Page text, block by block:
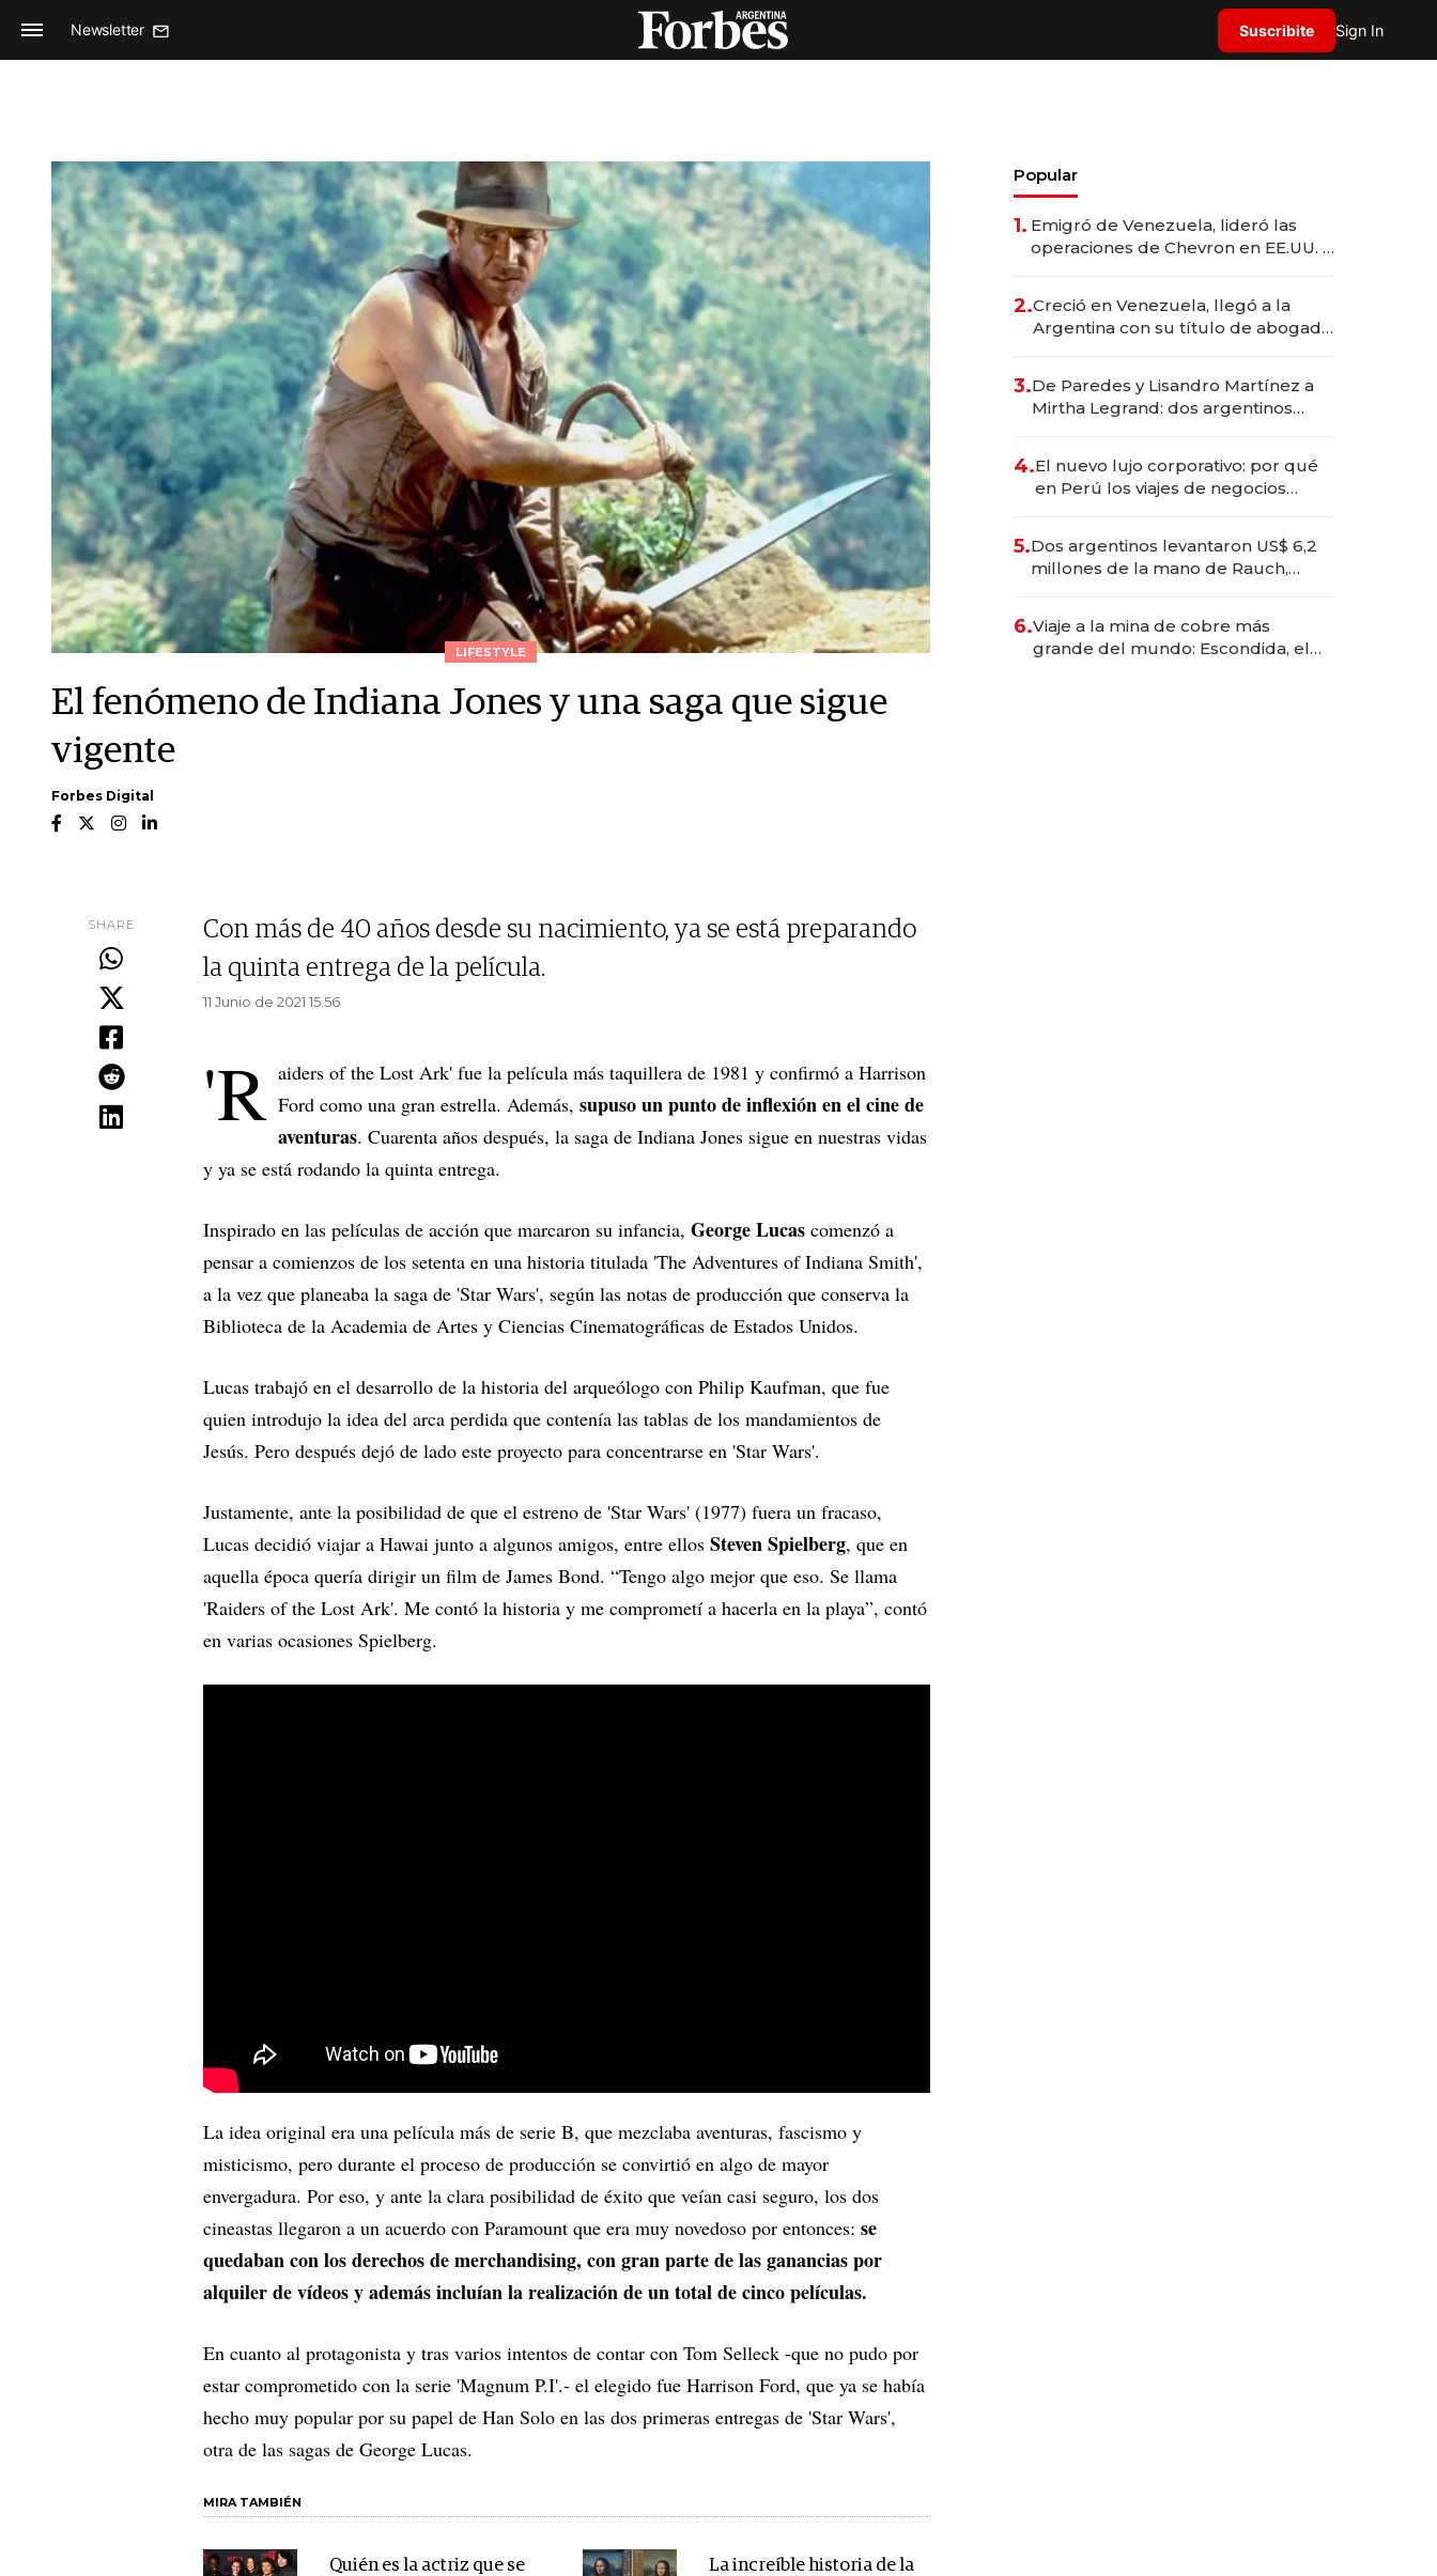
Newsletter Suscribite Sign In
LIFESTYLE
El fenómeno de Indiana Jones y una saga que sigue
vigente
Forbes Digital
SHARE
Con más de 40 años desde su nacimiento, ya se está preparando
la quinta entrega de la película.
11 Junio de 2021 15.56
'R aiders of the Lost Ark' fue la película más taquillera de 1981 y confirmó a Harrison
Ford como una gran estrella. Además, supuso un punto de inflexión en el cine de
aventuras. Cuarenta años después, la saga de Indiana Jones sigue en nuestras vidas
y ya se está rodando la quinta entrega.
Inspirado en las películas de acción que marcaron su infancia, George Lucas comenzó a
pensar a comienzos de los setenta en una historia titulada 'The Adventures of Indiana Smith',
a la vez que planeaba la saga de 'Star Wars', según las notas de producción que conserva la
Biblioteca de la Academia de Artes y Ciencias Cinematográficas de Estados Unidos.
Lucas trabajó en el desarrollo de la historia del arqueólogo con Philip Kaufman, que fue
quien introdujo la idea del arca perdida que contenía las tablas de los mandamientos de
Jesús. Pero después dejó de lado este proyecto para concentrarse en 'Star Wars'.
Justamente, ante la posibilidad de que el estreno de 'Star Wars' (1977) fuera un fracaso,
Lucas decidió viajar a Hawai junto a algunos amigos, entre ellos Steven Spielberg, que en
aquella época quería dirigir un film de James Bond. “Tengo algo mejor que eso. Se llama
'Raiders of the Lost Ark'. Me contó la historia y me comprometí a hacerla en la playa”, contó
en varias ocasiones Spielberg.
La idea original era una película más de serie B, que mezclaba aventuras, fascismo y
misticismo, pero durante el proceso de producción se convirtió en algo de mayor
envergadura. Por eso, y ante la clara posibilidad de éxito que veían casi seguro, los dos
cineastas llegaron a un acuerdo con Paramount que era muy novedoso por entonces: se
quedaban con los derechos de merchandising, con gran parte de las ganancias por
alquiler de vídeos y además incluían la realización de un total de cinco películas.
En cuanto al protagonista y tras varios intentos de contar con Tom Selleck -que no pudo por
estar comprometido con la serie 'Magnum P.I'.- el elegido fue Harrison Ford, que ya se había
hecho muy popular por su papel de Han Solo en las dos primeras entregas de 'Star Wars',
otra de las sagas de George Lucas.
MIRA TAMBIÉN
Quién es la actriz que se
La increíble historia de la
Popular
1. Emigró de Venezuela, lideró las
operaciones de Chevron en EE.UU. y
2.Creció en Venezuela, llegó a la
Argentina con su título de abogado
marcas "fast premium"
3.De Paredes y Lisandro Martínez a
Mirtha Legrand: dos argentinos
4.El nuevo lujo corporativo: por qué
en Perú los viajes de negocios
transformadoras
5.Dos argentinos levantaron US$ 6,2
millones de la mano de Rauch,
6.Viaje a la mina de cobre más
grande del mundo: Escondida, el